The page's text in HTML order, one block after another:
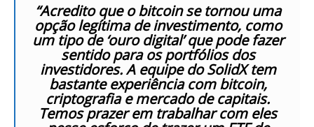
“Acredito que o bitcoin se tornou uma
opção legítima de investimento, como
um tipo de ‘ouro digital’ que pode fazer
sentido para os portfólios dos
investidores. A equipe do SolidX tem
bastante experiência com bitcoin,
criptografia e mercado de capitais.
Temos prazer em trabalhar com eles